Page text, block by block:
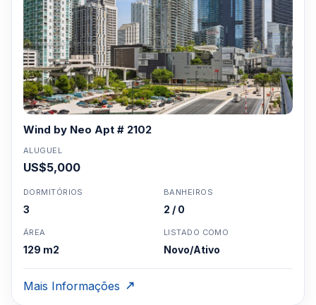
Wind by Neo Apt # 2102
ALUGUEL
US$5,000
DORMITÓRIOS
3
BANHEIROS
2 / 0
ÁREA
129 m2
LISTADO COMO
Novo/Ativo
Mais Informações